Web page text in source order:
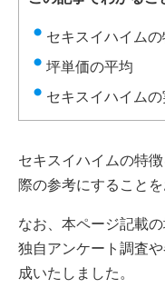
セキスイハイム
坪単価の平均
セキスイハイムの
セキスイハイムの特
際の参考にすることを
なお、本ページ記載
独自アンケート調査
成いたしました。